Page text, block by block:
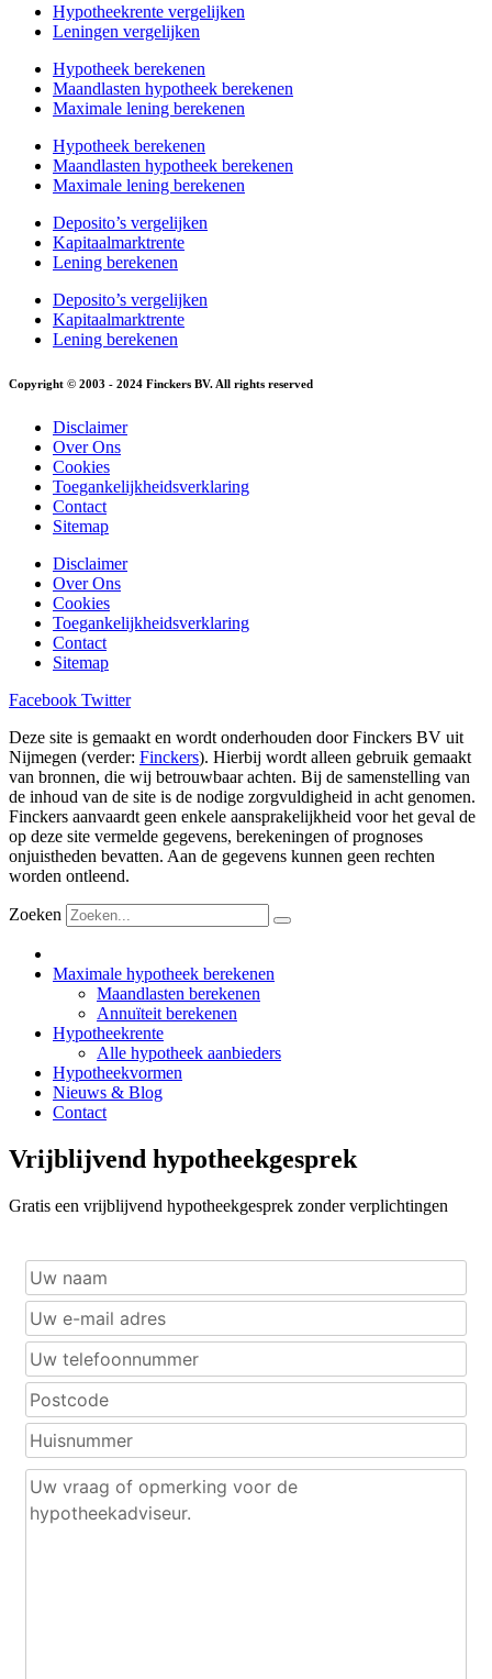
Hypotheekrente vergelijken
Leningen vergelijken
Hypotheek berekenen
Maandlasten hypotheek berekenen
Maximale lening berekenen
Hypotheek berekenen
Maandlasten hypotheek berekenen
Maximale lening berekenen
Deposito’s vergelijken
Kapitaalmarktrente
Lening berekenen
Deposito’s vergelijken
Kapitaalmarktrente
Lening berekenen
Copyright © 2003 - 2024 Finckers BV. All rights reserved
Disclaimer
Over Ons
Cookies
Toegankelijkheidsverklaring
Contact
Sitemap
Disclaimer
Over Ons
Cookies
Toegankelijkheidsverklaring
Contact
Sitemap
Facebook Twitter
Deze site is gemaakt en wordt onderhouden door Finckers BV uit
Nijmegen (verder: Finckers). Hierbij wordt alleen gebruik gemaakt
van bronnen, die wij betrouwbaar achten. Bij de samenstelling van
de inhoud van de site is de nodige zorgvuldigheid in acht genomen.
Finckers aanvaardt geen enkele aansprakelijkheid voor het geval de
op deze site vermelde gegevens, berekeningen of prognoses
onjuistheden bevatten. Aan de gegevens kunnen geen rechten
worden ontleend.
Zoeken
Maximale hypotheek berekenen
Maandlasten berekenen
Annuïteit berekenen
Hypotheekrente
Alle hypotheek aanbieders
Hypotheekvormen
Nieuws & Blog
Contact
Vrijblijvend hypotheekgesprek
Gratis een vrijblijvend hypotheekgesprek zonder verplichtingen